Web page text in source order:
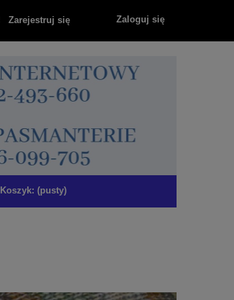
Zarejestruj się Zaloguj się
Koszyk: (pusty)